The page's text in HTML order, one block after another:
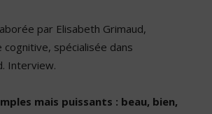
par Elisabeth Grimaud,
cognitive, spécialisée dans
Interview.
mais puissants : beau, bien,